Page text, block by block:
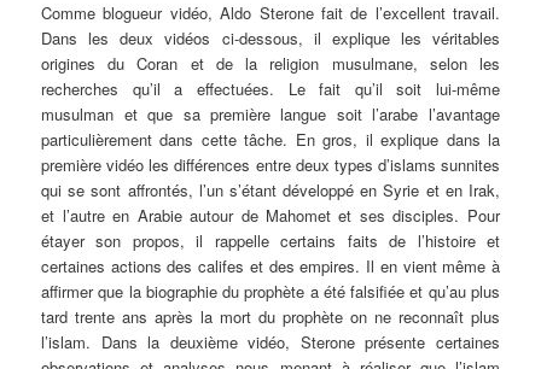
Comme blogueur vidéo, Aldo Sterone fait de l’excellent travail.
Dans les deux vidéos ci-dessous, il explique les véritables
origines du Coran et de la religion musulmane, selon les
recherches qu’il a effectuées. Le fait qu’il soit lui-même
musulman et que sa première langue soit l’arabe l’avantage
particulièrement dans cette tâche. En gros, il explique dans la
première vidéo les différences entre deux types d’islams sunnites
qui se sont affrontés, l’un s’étant développé en Syrie et en Irak,
et l’autre en Arabie autour de Mahomet et ses disciples. Pour
étayer son propos, il rappelle certains faits de l’histoire et
certaines actions des califes et des empires. Il en vient même à
affirmer que la biographie du prophète a été falsifiée et qu’au plus
tard trente ans après la mort du prophète on ne reconnaît plus
l’islam. Dans la deuxième vidéo, Sterone présente certaines